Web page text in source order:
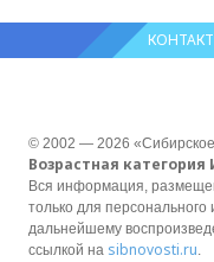
© 2002 — 2026 «Сибирское
Возрастная категория
Вся информация,
только для
дальнейшему
ссылкой на sibnovosti.ru.